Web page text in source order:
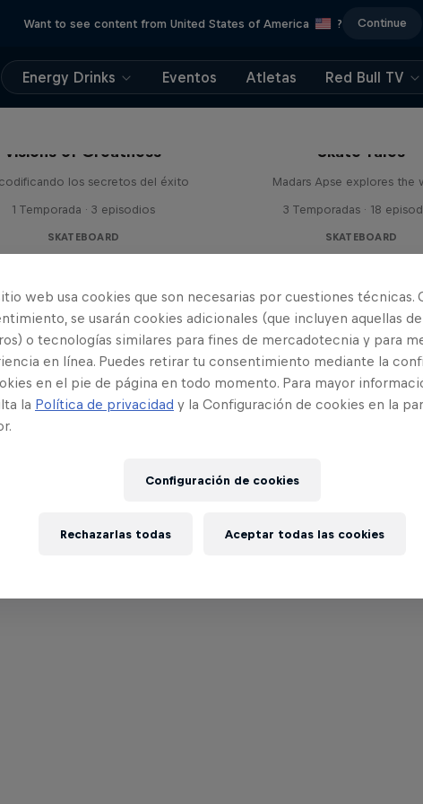
Want to see content from United States of America ? Continue
Energy Drinks Eventos Atletas Red Bull TV
Visions of Greatness
los secretos del éxito
1 Temporada · 3 episodios
SKATEBOARD
Skate Tales
Madars Apse explores the
3 Temporadas · 18
SKATEBOARD
web usa cookies que son necesarias por cuestiones técnicas.
se usarán cookies adicionales (que incluyen aquellas de
o tecnologías similares para fines de mercadotecnia y para
en línea. Puedes retirar tu consentimiento mediante la
en el pie de página en todo momento. Para mayor
la Política de privacidad y la Configuración de cookies en la
Configuración de cookies
Rechazarlas todas Aceptar todas las cookies